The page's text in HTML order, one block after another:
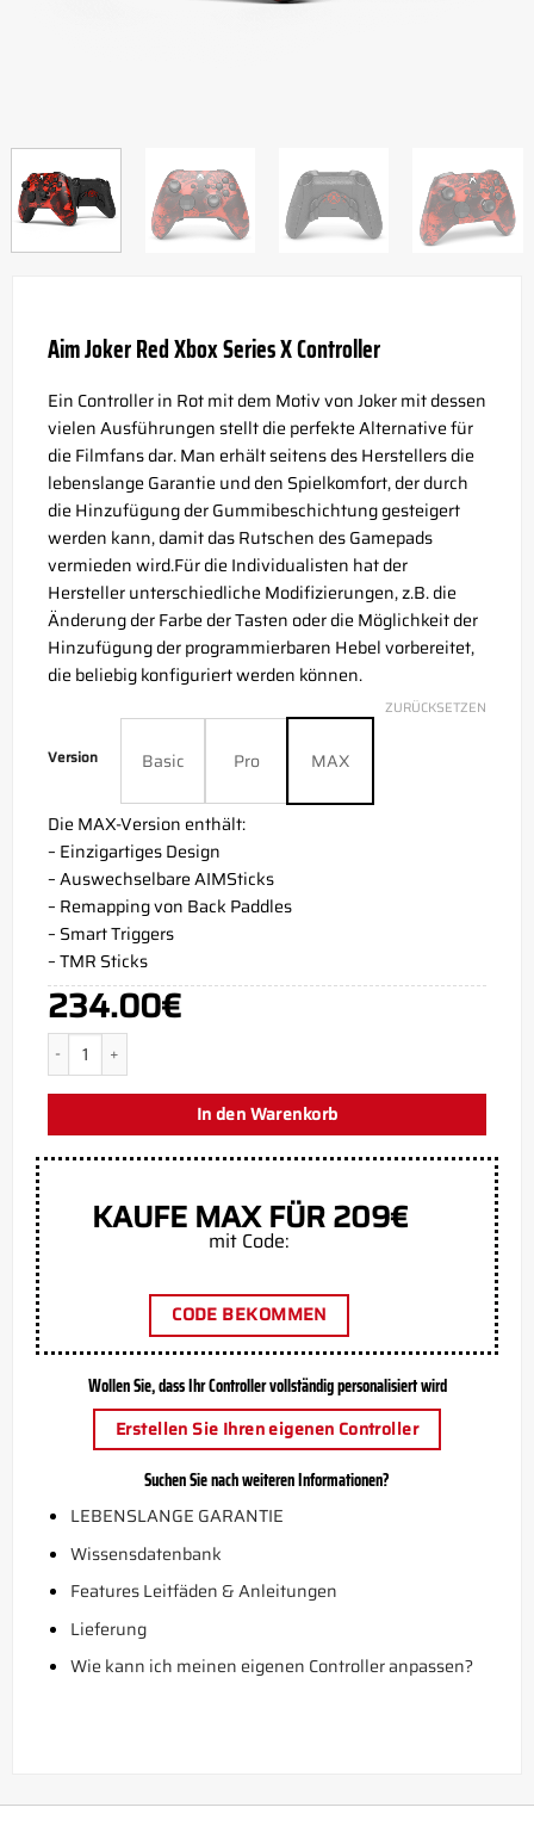
Aim Joker Red Xbox Series X Controller
Ein Controller in Rot mit dem Motiv von Joker mit dessen
vielen Ausführungen stellt die perfekte Alternative für
die Filmfans dar. Man erhält seitens des Herstellers die
lebenslange Garantie und den Spielkomfort, der durch
die Hinzufügung der Gummibeschichtung gesteigert
werden kann, damit das Rutschen des Gamepads
vermieden wird.Für die Individualisten hat der
Hersteller unterschiedliche Modifizierungen, z.B. die
Änderung der Farbe der Tasten oder die Möglichkeit der
Hinzufügung der programmierbaren Hebel vorbereitet,
die beliebig konfiguriert werden können.
Version Basic Pro MAX
ZURÜCKSETZEN
Die MAX-Version enthält:
– Einzigartiges Design
– Auswechselbare AIMSticks
– Remapping von Back Paddles
– Smart Triggers
– TMR Sticks
234.00€
Aim Joker Red Xbox Series X Controller Menge
In den Warenkorb
KAUFE MAX FÜR 209€
mit Code:
CODE BEKOMMEN
Wollen Sie, dass Ihr Controller vollständig personalisiert wird
Erstellen Sie Ihren eigenen Controller
Suchen Sie nach weiteren Informationen?
LEBENSLANGE GARANTIE
Wissensdatenbank
Features Leitfäden & Anleitungen
Lieferung
Wie kann ich meinen eigenen Controller anpassen?